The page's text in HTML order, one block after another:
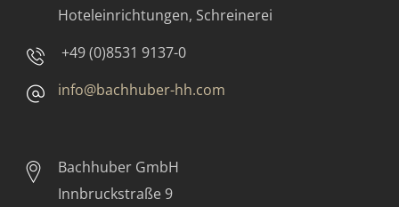
Hoteleinrichtungen, Schreinerei
+49 (0)8531 9137-0
info@bachhuber-hh.com
Bachhuber GmbH
Innbruckstraße 9